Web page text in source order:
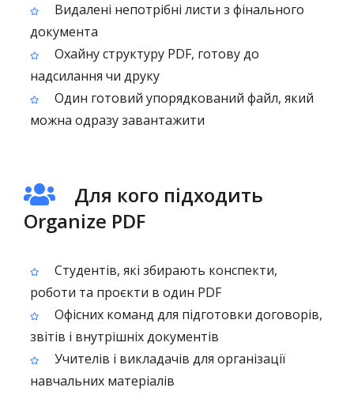
Видалені непотрібні листи з фінального
документа
Охайну структуру PDF, готову до
надсилання чи друку
Один готовий упорядкований файл, який
можна одразу завантажити
Для кого підходить
Organize PDF
Студентів, які збирають конспекти,
роботи та проєкти в один PDF
Офісних команд для підготовки договорів,
звітів і внутрішніх документів
Учителів і викладачів для організації
навчальних матеріалів